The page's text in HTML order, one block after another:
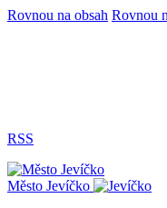
Rovnou na obsah Rovnou
RSS
Město Jevíčko